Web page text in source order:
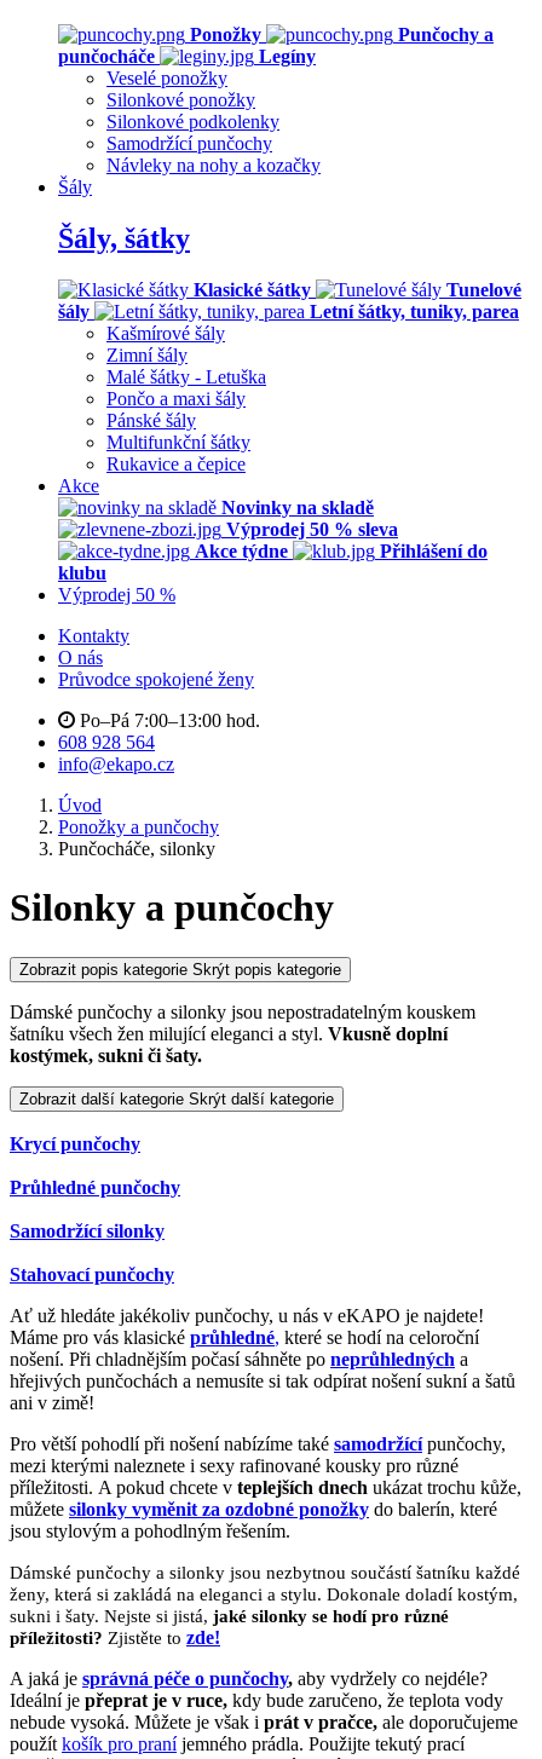
Ponožky
Punčochy a
punčocháče
Legíny
Veselé ponožky
Silonkové ponožky
Silonkové podkolenky
Samodržící punčochy
Návleky na nohy a kozačky
Šály
Šály, šátky
Klasické šátky
Tunelové
šály
Letní šátky, tuniky, parea
Kašmírové šály
Zimní šály
Malé šátky - Letuška
Pončo a maxi šály
Pánské šály
Multifunkční šátky
Rukavice a čepice
Akce
Novinky na skladě
Výprodej 50 % sleva
Akce týdne
Přihlášení do
klubu
Výprodej 50 %
Kontakty
O nás
Průvodce spokojené ženy
Po–Pá 7:00–13:00 hod.
608 928 564
info@ekapo.cz
Úvod
Ponožky a punčochy
Punčocháče, silonky
Silonky a punčochy
Zobrazit popis kategorie Skrýt popis kategorie
Dámské punčochy a silonky jsou nepostradatelným kouskem
šatníku všech žen milující eleganci a styl. Vkusně doplní
kostýmek, sukni či šaty.
Zobrazit další kategorie Skrýt další kategorie
Krycí punčochy
Průhledné punčochy
Samodržící silonky
Stahovací punčochy
Ať už hledáte jakékoliv punčochy, u nás v eKAPO je najdete!
Máme pro vás klasické průhledné, které se hodí na celoroční
nošení. Při chladnějším počasí sáhněte po neprůhledných a
hřejivých punčochách a nemusíte si tak odpírat nošení sukní a šatů
ani v zimě!
Pro větší pohodlí při nošení nabízíme také samodržícípunčochy,
mezi kterými naleznete i sexy rafinované kousky pro různé
příležitosti. A pokud chcete v teplejších dnech ukázat trochu kůže,
můžete silonky vyměnit za ozdobné ponožky do balerín, které
jsou stylovým a pohodlným řešením.
Dámské punčochy a silonky jsou nezbytnou součástí šatníku každé
ženy, která si zakládá na eleganci a stylu. Dokonale doladí kostým,
sukni i šaty. Nejste si jistá, jaké silonky se hodí pro různé
příležitosti? Zjistěte to zde!
A jaká je správná péče o punčochy, aby vydržely co nejdéle?
Ideální je přeprat je v ruce, kdy bude zaručeno, že teplota vody
nebude vysoká. Můžete je však i prát v pračce, ale doporučujeme
použít košík pro praníjemného prádla. Použijte tekutý prací